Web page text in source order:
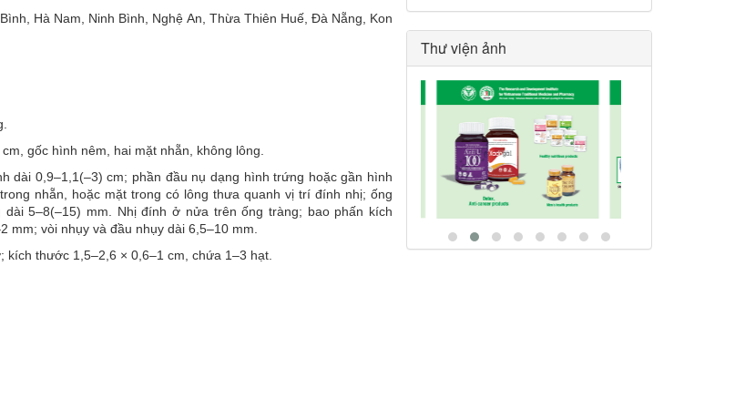
Hà Nam, Ninh Bình, Nghệ An, Thừa Thiên Huế, Đà Nẵng, Kon
gốc hình nêm, hai mặt nhẵn, không lông.
dài 0,9–1,1(–3) cm; phần đầu nụ dạng hình trứng hoặc gần hình
nhẵn, hoặc mặt trong có lông thưa quanh vị trí đính nhị; ống
5–8(–15) mm. Nhị đính ở nửa trên ống tràng; bao phấn kích
vòi nhụy và đầu nhụy dài 6,5–10 mm.
thước 1,5–2,6 × 0,6–1 cm, chứa 1–3 hạt.
Thư viện ảnh